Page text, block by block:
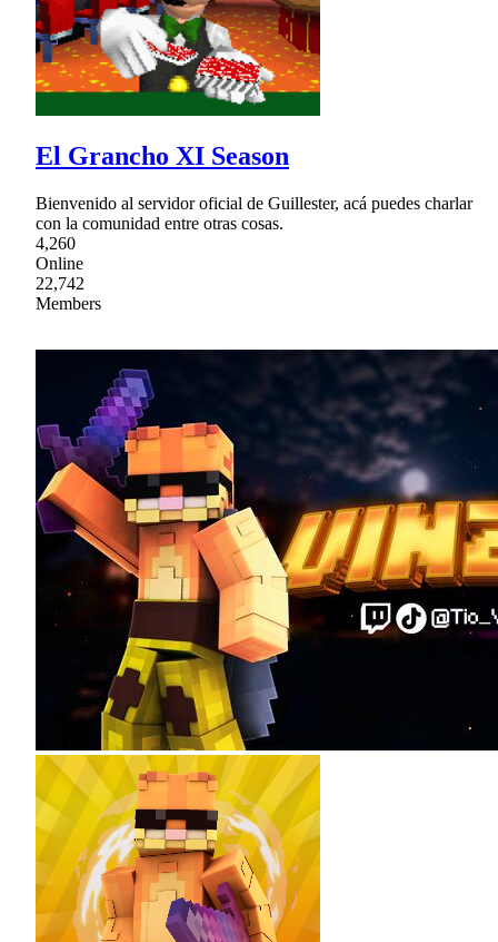
El Grancho XI Season
Bienvenido al servidor oficial de Guillester, acá puedes charlar
con la comunidad entre otras cosas.
4,260
Online
22,742
Members